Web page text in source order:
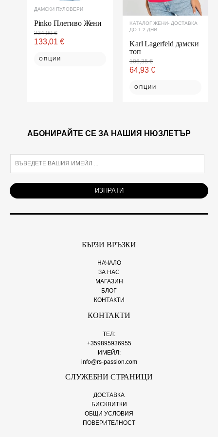
ДАМСКИ ПУЛОВЕРИ
Pinko Плетиво Жени
234,00€
133,01 €
ОПЦИИ
the
product
page
KАТАЛОГ ЖЕНИ- ДОСТАВКА
ДО 1-2 ДНИ
Karl Lagerfeld дамски
топ
106,35€
64,93 €
ОПЦИИ
product
page
АБОНИРАЙТЕ СЕ ЗА НАШИЯ НЮЗЛЕТЪР
i
l
ИЗПРАТИ
БЪРЗИ ВРЪЗКИ
НАЧАЛО
ЗА НАС
МАГАЗИН
БЛОГ
КОНТАКТИ
КОНТАКТИ
ТЕЛ:
+359895936955
ИМЕЙЛ:
info@rs-passion.com
СЛУЖЕБНИ СТРАНИЦИ
ДОСТАВКА
БИСКВИТКИ
ОБЩИ УСЛОВИЯ
ПОВЕРИТЕЛНОСТ